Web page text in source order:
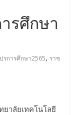
รศึกษา
ปรการศึกษา2565, ราช
าลัยเทคโนโลยี